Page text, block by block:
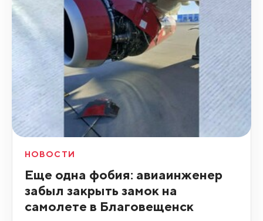
НОВОСТИ
Еще одна фобия: авиаинженер
забыл закрыть замок на
самолете в Благовещенск